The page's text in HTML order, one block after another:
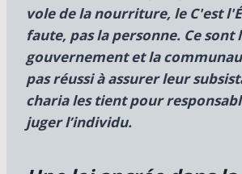
vole de la nourriture, le C'est
faute, pas la personne. Ce sont
gouvernement et la
pas réussi à assurer leur
charia les tient pour
juger l’individu.